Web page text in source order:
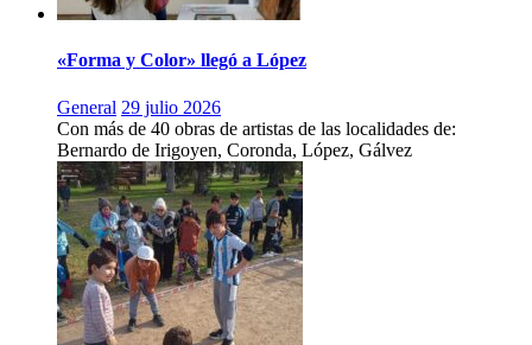
«Forma y Color» llegó a López
General 29 julio 2026
Con más de 40 obras de artistas de las localidades de:
Bernardo de Irigoyen, Coronda, López, Gálvez